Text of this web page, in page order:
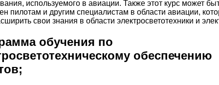
используемого в авиации. Также этот курс может
пилотам и другим специалистам в области авиации,
свои знания в области электросветотехники и
обучения по
обеспечению